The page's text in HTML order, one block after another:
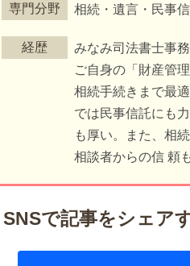
専門分野 相続・遺言・民事
経歴
みなみ司法書士事
ご自身の「財産管
相続手続きまで最
では民事信託にも
も厚い。また、相
相談者からの信 頼